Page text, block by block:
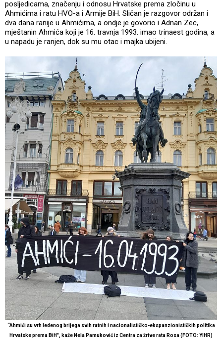
posljedicama, značenju i odnosu Hrvatske prema zločinu u
Ahmićima i ratu HVO-a i Armije BiH. Sličan je razgovor održan i
dva dana ranije u Ahmićima, a ondje je govorio i Adnan Zec,
mještanin Ahmića koji je 16. travnja 1993. imao trinaest godina, a
u napadu je ranjen, dok su mu otac i majka ubijeni.
“Ahmići su vrh ledenog brijega svih ratnih i nacionalističko-ekspanzionističkih politika
Hrvatske prema BiH", kaže Nela Pamuković iz Centra za žrtve rata Rosa (FOTO: YIHR)